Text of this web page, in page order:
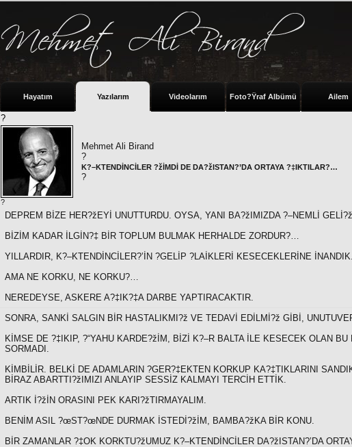
Hayatım Yazılarım Videolarım Foto?Ÿraf Albümü Ailem
?
Mehmet Ali Birand
?
K?–KTENDİNCİLER ?žİMDİ DE DA?žISTAN?’DA ORTAYA ?‡IKTILAR?…
?
?
DEPREM BİZE HER?žEYİ UNUTTURDU. OYSA, YANI BA?žIMIZDA ?–NEMLİ
BİZİM KADAR İLGİN?‡ BİR TOPLUM BULMAK HERHALDE ZORDUR?…
YILLARDIR, K?–KTENDİNCİLER?’İN ?GELİP ?LAİKLERİ KESECEKLERİNE İNANDIK.
AMA NE KORKU, NE KORKU?…
NEREDEYSE, ASKERE A?‡IK?‡A DARBE YAPTIRACAKTIR.
SONRA, SANKİ SALGIN BİR HASTALIKMI?ž VE TEDAVİ EDİLMİ?ž GİBİ,
KİMSE DE ?‡IKIP, ?“YAHU KARDE?žİM, BİZİ K?–R BALTA İLE KESECEK OLAN BU
SORMADI.
KİMBİLİR. BELKİ DE ADAMLARIN ?GER?‡EKTEN KORKUP KA?‡TIKLARINI
BİRAZ ABARTTI?žIMIZI ANLAYIP SESSİZ KALMAYI TERCİH ETTİK.
ARTIK İ?žİN ORASINI PEK KARI?žTIRMAYALIM.
BENİM ASIL ?œST?œNDE DURMAK İSTEDİ?žİM, BAMBA?žKA BİR KONU.
BİR ZAMANLAR ?‡OK KORKTU?žUMUZ K?–KTENDİNCİLER DA?žISTAN?’DA